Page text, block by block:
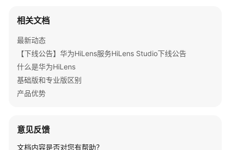
门
用
户
指
（基
础
制
相关文档
最新动态
【下线公告】华为HiLens服务HiLens Studio下线公告
什么是华为HiLens
基础版和专业版区别
产品优势
意见反馈
文档内容是否对您有帮助？